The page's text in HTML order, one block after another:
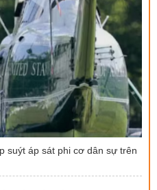
suýt áp sát phi cơ dân sự trên